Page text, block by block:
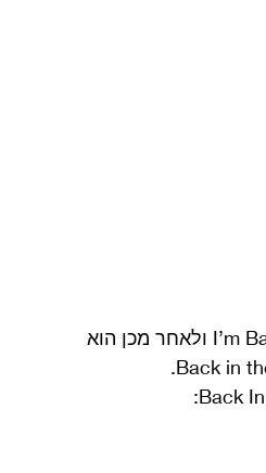
בשלב מאוחר יותר ממיר מקרטני את שמו של השיר להיות I’m Backing The USSR ולאחר מכן הוא